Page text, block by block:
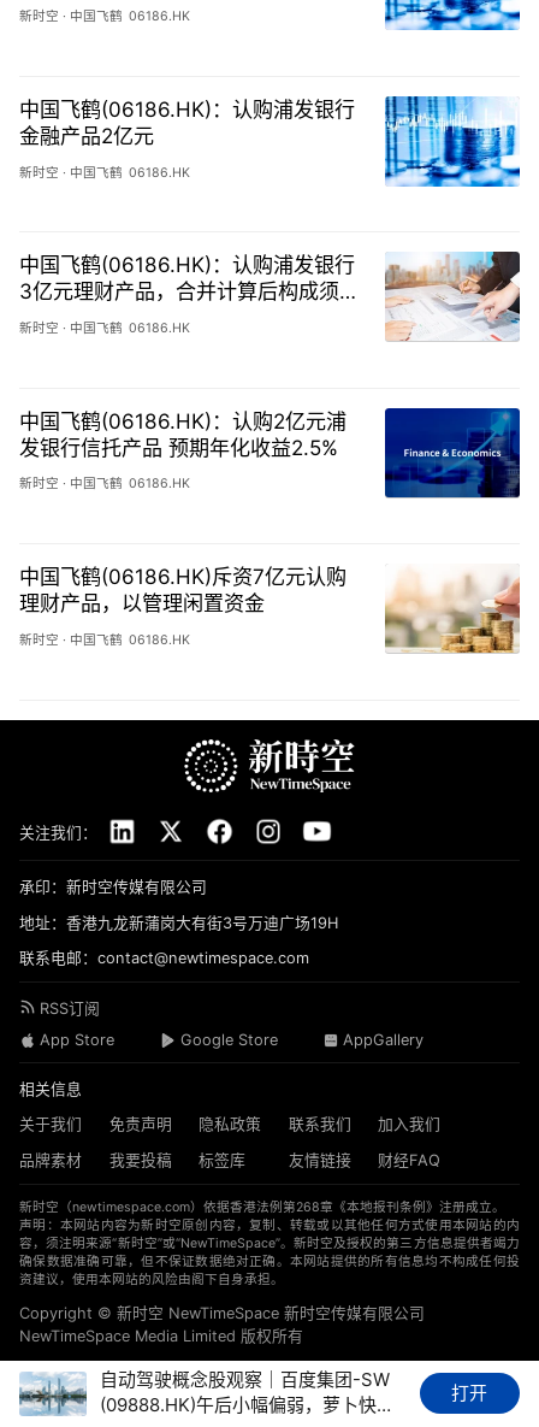
新时空 · 中国飞鹤 06186.HK
中国飞鹤(06186.HK)：认购浦发银行
金融产品2亿元
新时空 · 中国飞鹤 06186.HK
中国飞鹤(06186.HK)：认购浦发银行
3亿元理财产品，合并计算后构成须予
披露交易
新时空 · 中国飞鹤 06186.HK
中国飞鹤(06186.HK)：认购2亿元浦
发银行信托产品 预期年化收益2.5%
新时空 · 中国飞鹤 06186.HK
中国飞鹤(06186.HK)斥资7亿元认购
理财产品，以管理闲置资金
新时空 · 中国飞鹤 06186.HK
关注我们：
承印：新时空传媒有限公司
地址：香港九龙新蒲岗大有街3号万迪广场19H
联系电邮：contact@newtimespace.com
RSS订阅
App Store
Google Store AppGallery
相关信息
关于我们
免责声明 隐私政策 联系我们
加入我们
品牌素材
我要投稿 标签库 友情链接 财经FAQ
新时空（newtimespace.com）依据香港法例第268章《本地报刊条例》注册成立。
声明：本网站内容为新时空原创内容，复制、转载或以其他任何方式使用本网站的内
容，须注明来源“新时空”或“NewTimeSpace”。新时空及授权的第三方信息提供者竭力
确保数据准确可靠，但不保证数据绝对正确。本网站提供的所有信息均不构成任何投
资建议，使用本网站的风险由阁下自身承担。
Copyright © 新时空 ‌NewTimeSpace 新时空传媒有限公司
NewTimeSpace Media Limited 版权所有
自动驾驶概念股观察｜百度集团-SW
(09888.HK)午后小幅偏弱，萝卜快跑
打开